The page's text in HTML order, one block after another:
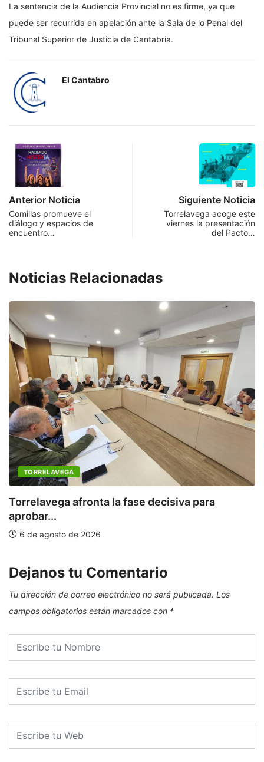
La sentencia de la Audiencia Provincial no es firme, ya que
puede ser recurrida en apelación ante la Sala de lo Penal del
Tribunal Superior de Justicia de Cantabria.
El Cantabro
Anterior Noticia
Comillas promueve el
diálogo y espacios de
encuentro…
Siguiente Noticia
Torrelavega acoge este
viernes la presentación
del Pacto…
Noticias Relacionadas
TORRELAVEGA
Torrelavega afronta la fase decisiva para
aprobar...
6 de agosto de 2026
Dejanos tu Comentario
Tu dirección de correo electrónico no será publicada. Los
campos obligatorios están marcados con *